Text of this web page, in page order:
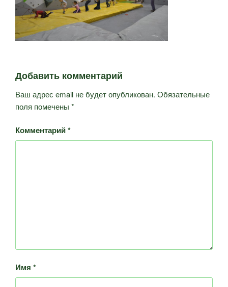
Добавить комментарий
Ваш адрес email не будет опубликован. Обязательные
поля помечены *
Комментарий*
Имя *